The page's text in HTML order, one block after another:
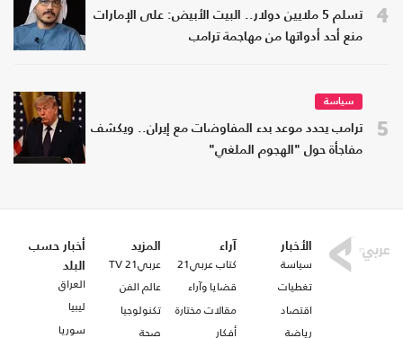
4
تسلم 5 ملايين دولار.. البيت الأبيض: على الإمارات
منع أحد أدواتها من مهاجمة ترامب
5
سياسة
ترامب يحدد موعد بدء المفاوضات مع إيران.. ويكشف
مفاجأة حول "الهجوم الملغي"
الأخبار
سياسة
تغطيات
اقتصاد
رياضة
آراء
كتاب عربي21
قضايا وآراء
مقالات مختارة
أفكار
المزيد
عربي21 TV
عالم الفن
تكنولوجيا
صحة
أخبار حسب
البلد
العراق
ليبيا
سوريا